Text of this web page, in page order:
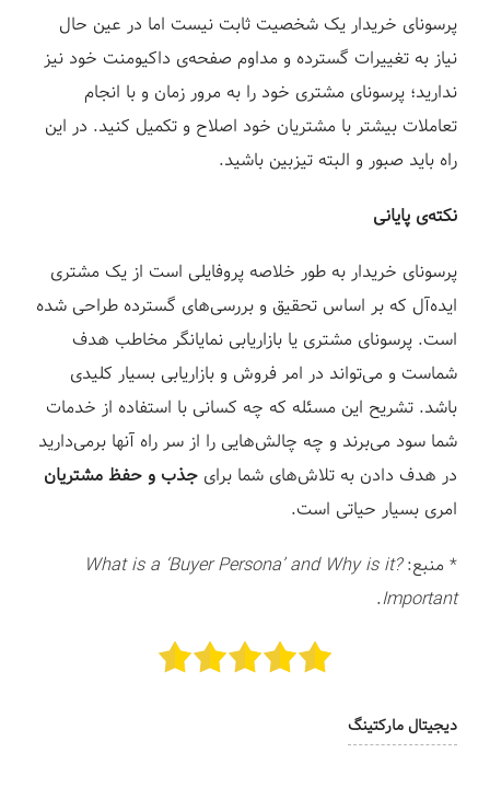
پرسونای خریدار یک شخصیت ثابت نیست اما در عین حال
نیاز به تغییرات گسترده و مداوم صفحه‌ی داکیومنت خود نیز
ندارید؛ پرسونای مشتری خود را به مرور زمان و با انجام
تعاملات بیشتر با مشتریان خود اصلاح و تکمیل کنید. در این
راه باید صبور و البته تیزبین باشید.
نکته‌ی پایانی
پرسونای خریدار به طور خلاصه پروفایلی است از یک مشتری
ایده‌آل که بر اساس تحقیق و بررسی‌های گسترده طراحی شده
است. پرسونای مشتری یا بازاریابی نمایانگر مخاطب هدف
شماست و می‌تواند در امر فروش و بازاریابی بسیار کلیدی
باشد. تشریح این مسئله که چه کسانی با استفاده از خدمات
شما سود می‌برند و چه چالش‌هایی را از سر راه آنها برمی‌دارید
در هدف دادن به تلاش‌های شما برای جذب و حفظ مشتریان
امری بسیار حیاتی است.
* منبع: ?What is a ‘Buyer Persona’ and Why is it
Important
.
دیجیتال مارکتینگ